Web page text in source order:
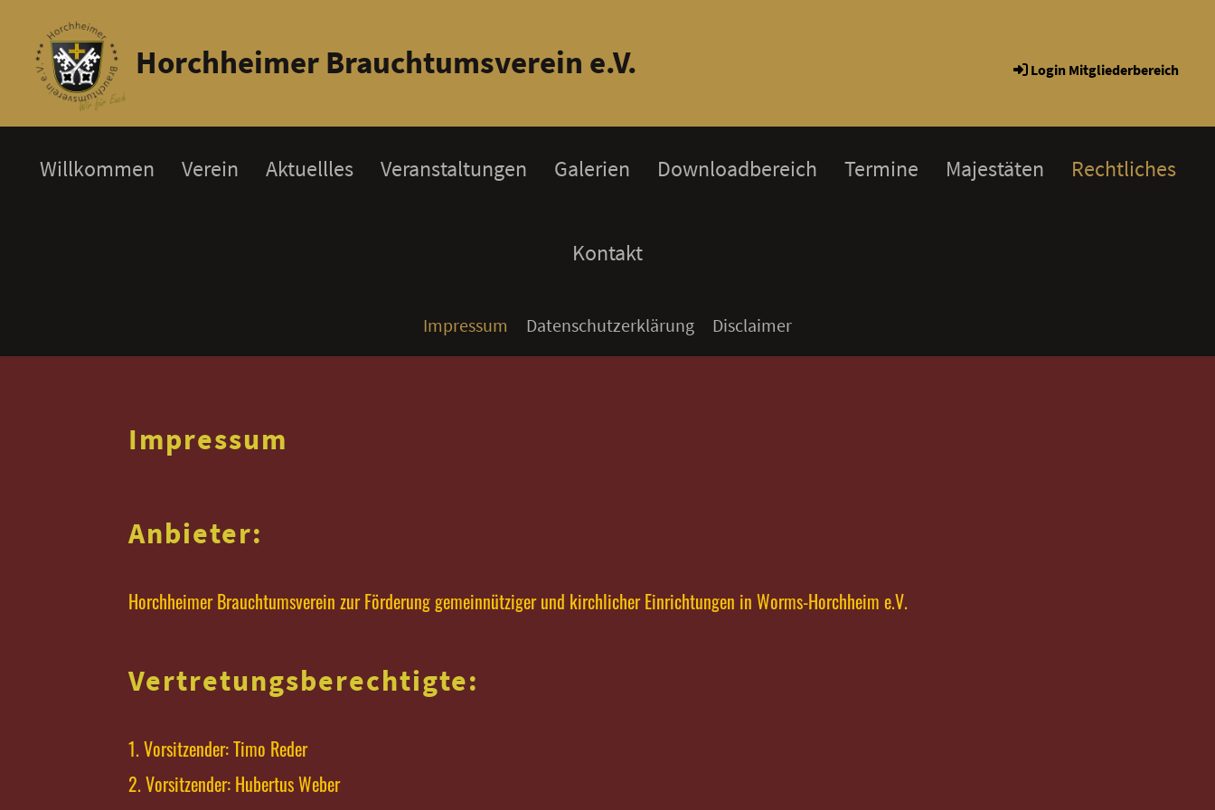
Horchheimer Brauchtumsverein e.V. Login Mitgliederbereich
Willkommen Verein Aktuellles Veranstaltungen Galerien Downloadbereich Termine Majestäten Rechtliches
Kontakt
Impressum Datenschutzerklärung Disclaimer
Impressum
Anbieter:
Horchheimer Brauchtumsverein zur Förderung gemeinnütziger und kirchlicher Einrichtungen in Worms-Horchheim e.V.
Vertretungsberechtigte:
1. Vorsitzender: Timo Reder
2. Vorsitzender: Hubertus Weber